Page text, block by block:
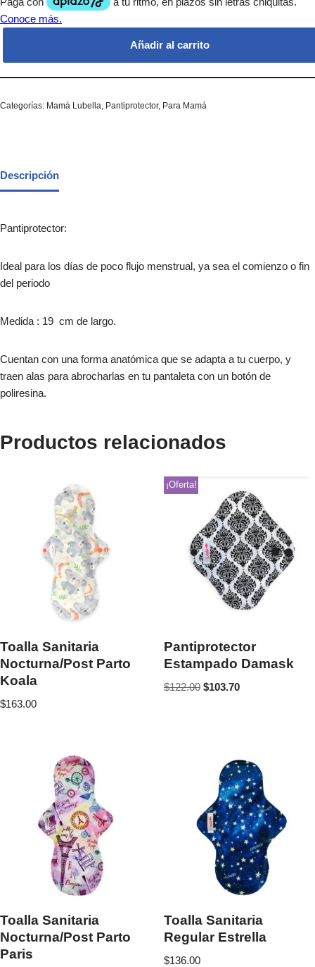
Añadir al carrito
Categorías: Mamá Lubella Pantiprotector, Para Mamá
Descripción
Pantiprotector:
Ideal para los días de poco flujo menstrual, ya sea el comienzo o fin
del periodo
Medida : 19 cm de largo.
Cuentan con una forma anatómica que se adapta a tu cuerpo, y
traen alas para abrocharlas en tu pantaleta con un botón de
poliresina.
Productos relacionados
Toalla Sanitaria
Nocturna/Post Parto
Koala
$163.00
¡Oferta!
Pantiprotector
Estampado Damask
$122.00 $103.70
Toalla Sanitaria
Nocturna/Post Parto
Paris
Toalla Sanitaria
Regular Estrella
$136.00